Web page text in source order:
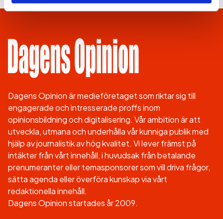
Dagens Opinion är medieföretaget som riktar sig till
engagerade och intresserade proffs inom
opinionsbildning och digitalisering. Vår ambition är att
utveckla, utmana och underhålla vår kunniga publik med
hjälp av journalistik av hög kvalitet. Vi lever främst på
intäkter från vårt innehåll, i huvudsak från betalande
prenumeranter eller temasponsorer som vill driva frågor,
sätta agenda eller överföra kunskap via vårt
redaktionella innehåll.
Dagens Opinion startades år 2009.